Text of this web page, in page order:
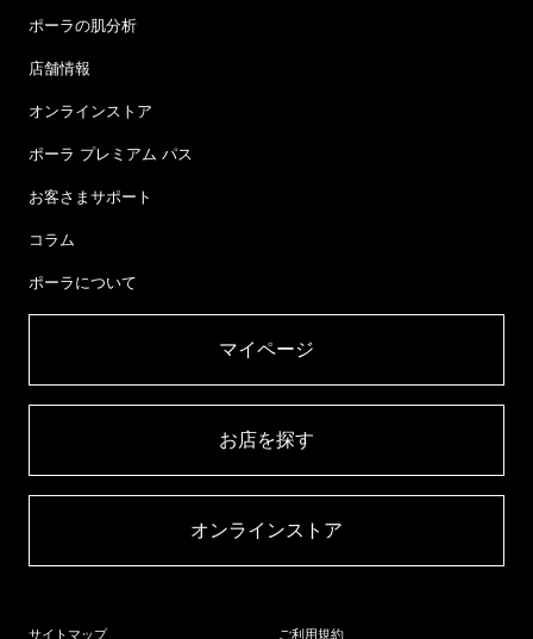
ポーラの肌分析
店舗情報
オンラインストア
ポーラ プレミアム パス
お客さまサポート
コラム
ポーラについて
マイページ​
お店を探す​
オンラインストア​
サイトマップ ご利用規約